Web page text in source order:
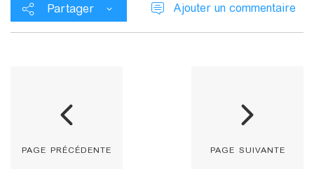
Partager Ajouter un commentaire
page précédente page suivante